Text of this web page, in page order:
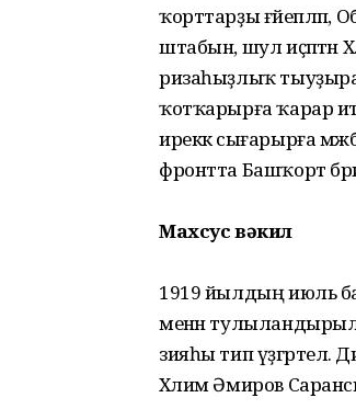
ҡорттарҙы
штабын, шул иҫәп­тән
ризаһыҙлыҡ
ҡотҡарырға ҡарар
иреккә сығарырға
фронтта Башҡорт
Махсус вәкил
1919 йылдың июль
менән
зияһы тип үҙгәртелә.
Хәлим Әмиров